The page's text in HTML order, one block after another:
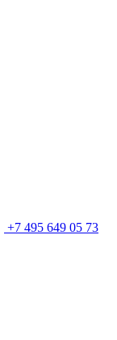
+7 495 649 05 73